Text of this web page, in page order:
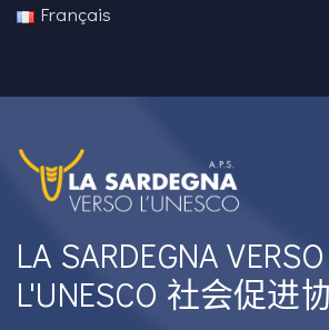
Français
LA SARDEGNA VERSO
L'UNESCO 社会促进